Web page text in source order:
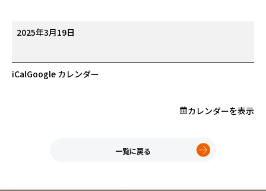
自動車保険
プロが教える「お役立ち情報」
定
2025年3月19日
iCalGoogle カレンダー
カレンダーを表示
一覧に戻る